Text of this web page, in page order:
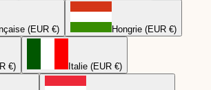
(EUR €) Hongrie (EUR €)
€) Italie (EUR €)